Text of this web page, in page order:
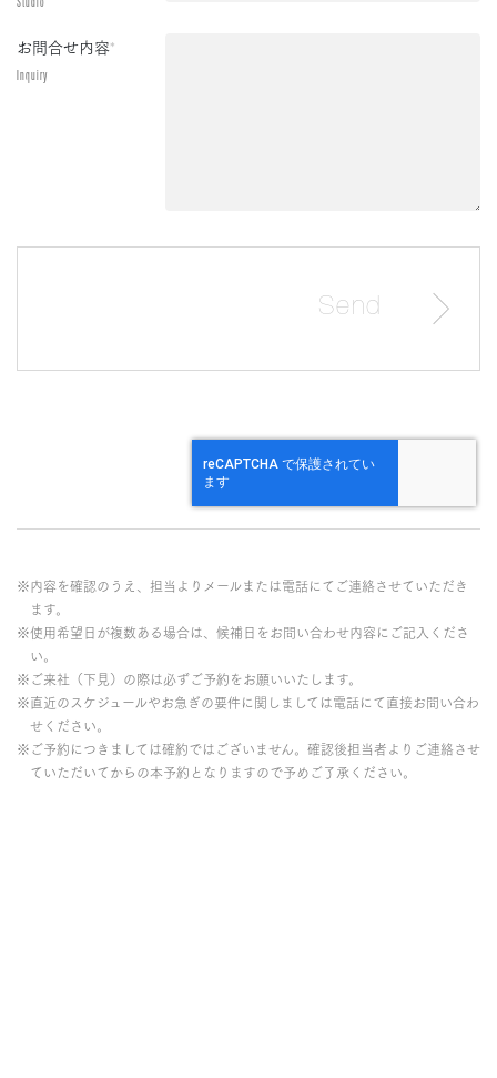
お問合せ内容*
Inquiry
※内容を確認のうえ、担当よりメールまたは電話にてご連絡させていただき
ます。
※使用希望日が複数ある場合は、候補日をお問い合わせ内容にご記入くださ
い。
※ご来社（下見）の際は必ずご予約をお願いいたします。
※直近のスケジュールやお急ぎの要件に関しましては電話にて直接お問い合わ
せください。
※ご予約につきましては確約ではございません。確認後担当者よりご連絡させ
ていただいてからの本予約となりますので予めご了承ください。